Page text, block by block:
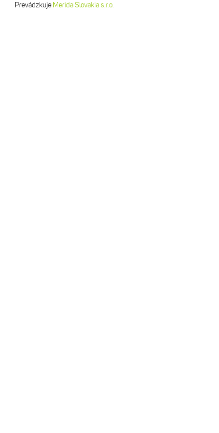
Prevádzkuje Merida Slovakia s.r.o.